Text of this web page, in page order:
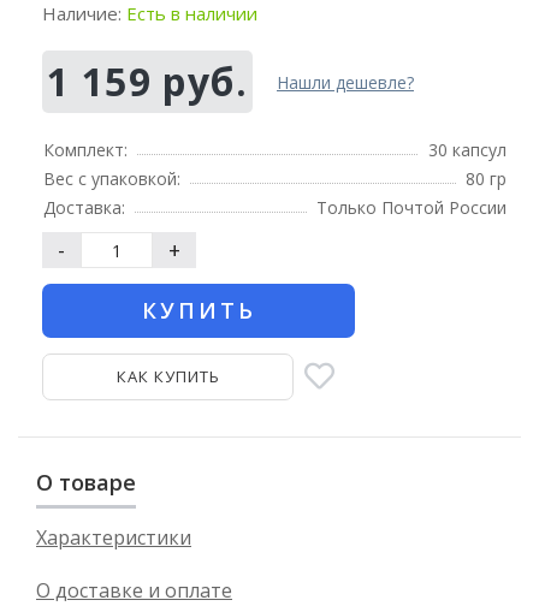
Наличие: Есть в наличии
1 159 руб. Нашли дешевле?
Комплект:
30 капсул
Вес с упаковкой:
80 гр
Доставка:
Только Почтой России
- +
КУПИТЬ
КАК КУПИТЬ
О товаре
Характеристики
О доставке и оплате